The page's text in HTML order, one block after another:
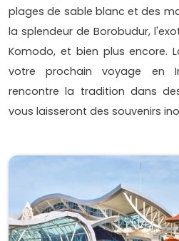
plages de sable blanc et des
la splendeur de Borobudur,
Komodo, et bien plus encore.
votre prochain voyage en
rencontre la tradition dans
vous laisseront des souvenirs